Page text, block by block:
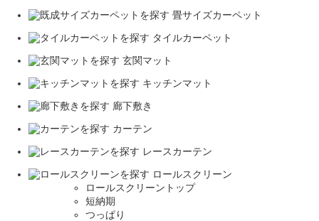
畳サイズカーペット
タイルカーペット
玄関マット
キッチンマット
廊下敷き
カーテン
レースカーテン
ロールスクリーン
ロールスクリーントップ
短納期
つっぱり